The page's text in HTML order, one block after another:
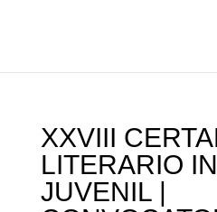
XXVIII
LITERARIO
JUVENIL |